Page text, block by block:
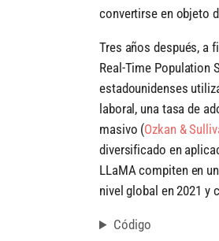
convertirse en objeto
Tres años después, a
Real-Time Population
estadounidenses
laboral, una tasa de
masivo (Ozkan &
diversificado en
LLaMA compiten en
nivel global en 2021 y
Código